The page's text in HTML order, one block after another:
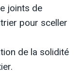
joints de
pour sceller
de la solidité